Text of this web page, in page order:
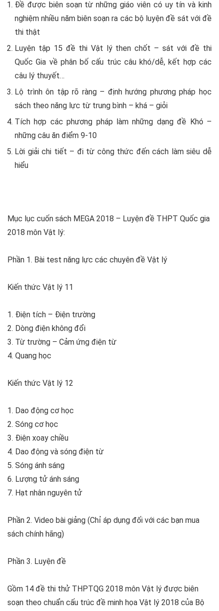
Đề được biên soạn từ những giáo viên có uy tín và kinh
nghiệm nhiều năm biên soạn ra các bộ luyện đề sát với đề
thi thật
Luyện tập 15 đề thi Vật lý then chốt – sát với đề thi
Quốc Gia về phân bố cấu trúc câu khó/dễ, kết hợp các
câu lý thuyết…
Lộ trình ôn tập rõ ràng – định hướng phương pháp học
sách theo năng lực từ trung bình – khá – giỏi
Tích hợp các phương pháp làm những dạng đề Khó –
những câu ăn điểm 9-10
Lời giải chi tiết – đi từ công thức đến cách làm siêu dễ
hiểu
Mục lục cuốn sách MEGA 2018 – Luyện đề THPT Quốc gia
2018 môn Vật lý:
Phần 1. Bài test năng lực các chuyên đề Vật lý
Kiến thức Vật lý 11
1. Điện tích – Điện trường
2. Dòng điện không đổi
3. Từ trường – Cảm ứng điện từ
4. Quang học
Kiến thức Vật lý 12
1. Dao động cơ học
2. Sóng cơ học
3. Điện xoay chiều
4. Dao động và sóng điện từ
5. Sóng ánh sáng
6. Lượng tử ánh sáng
7. Hạt nhân nguyên tử
Phần 2. Video bài giảng (Chỉ áp dụng đối với các bạn mua
sách chính hãng)
Phần 3. Luyện đề
Gồm 14 đề thi thử THPTQG 2018 môn Vật lý được biên
soạn theo chuẩn cấu trúc đề minh họa Vật lý 2018 của Bộ